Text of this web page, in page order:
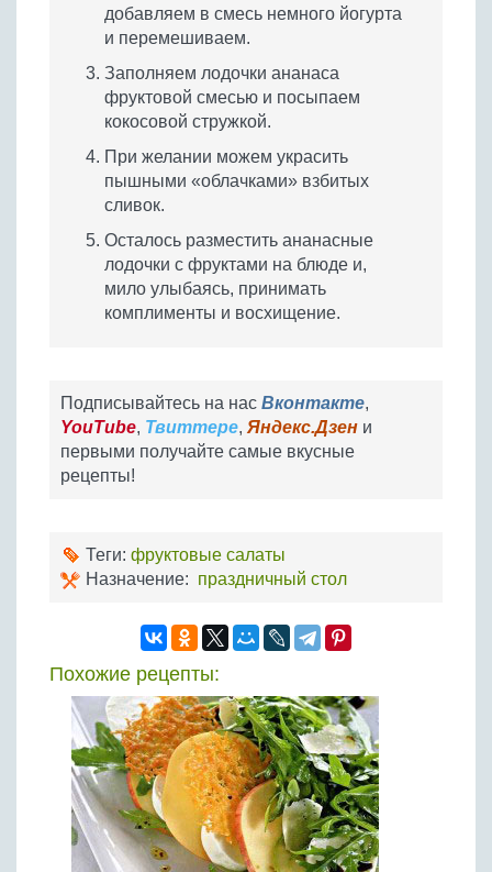
добавляем в смесь немного йогурта
и перемешиваем.
Заполняем лодочки ананаса
фруктовой смесью и посыпаем
кокосовой стружкой.
При желании можем украсить
пышными «облачками» взбитых
сливок.
Осталось разместить ананасные
лодочки с фруктами на блюде и,
мило улыбаясь, принимать
комплименты и восхищение.
Подписывайтесь на нас Вконтакте,
YouTube, Твиттере, Яндекс.Дзен и
первыми получайте самые вкусные
рецепты!
Теги: фруктовые салаты
Назначение: праздничный стол
Похожие рецепты: